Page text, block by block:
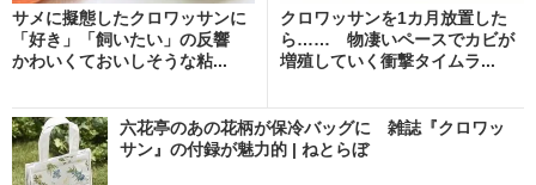
サメに擬態したクロワッサンに
「好き」「飼いたい」の反響
かわいくておいしそうな粘...
クロワッサンを1カ月放置した
ら…… 物凄いペースでカビが
増殖していく衝撃タイムラ...
六花亭のあの花柄が保冷バッグに 雑誌『クロワッ
サン』の付録が魅力的 | ねとらぼ